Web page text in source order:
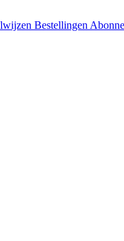
Bestellingen